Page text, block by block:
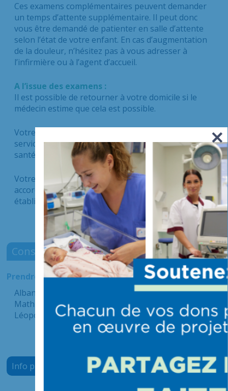
Ces examens complémentaires peuvent demander
un temps d’attente supplémentaire. Il peut donc
vous être demandé de patienter en salle d’attente
selon l’état de votre enfant. En cas d’augmentation
de la douleur, n’hésitez pas à vous adresser à
l’infirmière ou à l’agent d’accueil.
A l’issue des examens :
Il est possible de retourner à votre domicile si le
médecin estime que cela est possible.
Votre enfant reste à l’hôpital en observation au
service des urgences pour surveiller son état de
santé à la demande du médecin.
Votre enfant peut être hospitalisé avec votre
accord, ou être transféré dans un autre
établissement.
Consultations de Psychologie
Prendre rendez-vous
Albane BRAC – Psychologue
Mathilde MARTINOT – Psychologue
Léopoldine ROZAN – Psychologue
Info plus